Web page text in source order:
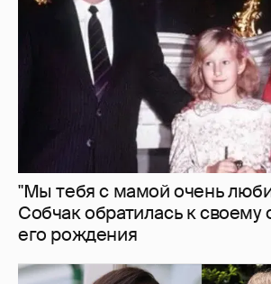
"Мы тебя с мамой очень
Собчак обратилась к своему
его рождения